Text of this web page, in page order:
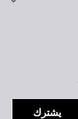
يشترك